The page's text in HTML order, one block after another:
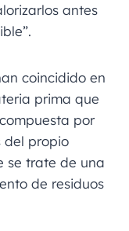
antes
coincidido en
prima que
por
del propio
se trate de una
de residuos